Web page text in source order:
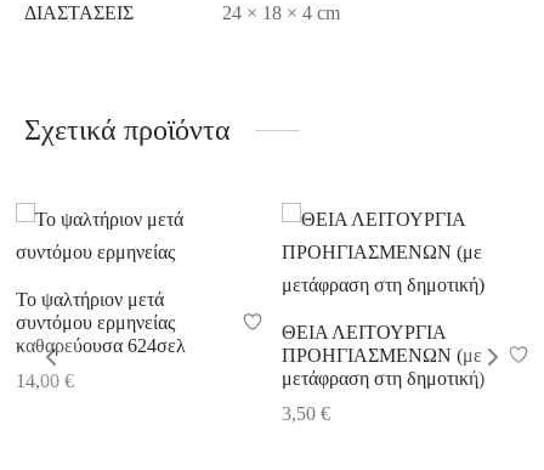
ΔΙΑΣΤΆΣΕΙΣ 24 × 18 × 4 cm
Σχετικά προϊόντα
Το ψαλτήριον μετά
συντόμου ερμηνείας
καθαρεύουσα 624σελ
14,00 €
ΘΕΙΑ ΛΕΙΤΟΥΡΓΙΑ
ΠΡΟΗΓΙΑΣΜΕΝΩΝ (με
μετάφραση στη δημοτική)
3,50 €